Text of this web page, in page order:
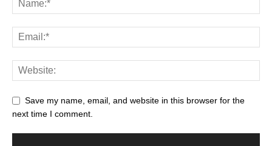
Save my name, email, and website in this browser for the
next time I comment.